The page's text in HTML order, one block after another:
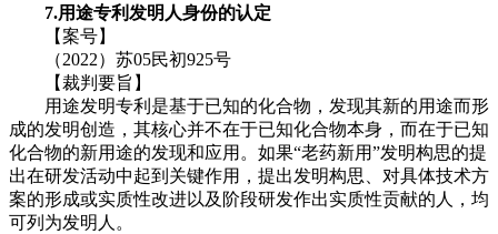
7.用途专利发明人身份的认定
【案号】
（2022）苏05民初925号
【裁判要旨】
用途发明专利是基于已知的化合物，发现其新的用途而形
成的发明创造，其核心并不在于已知化合物本身，而在于已知
化合物的新用途的发现和应用。如果“老药新用”发明构思的提
出在研发活动中起到关键作用，提出发明构思、对具体技术方
案的形成或实质性改进以及阶段研发作出实质性贡献的人，均
可列为发明人。